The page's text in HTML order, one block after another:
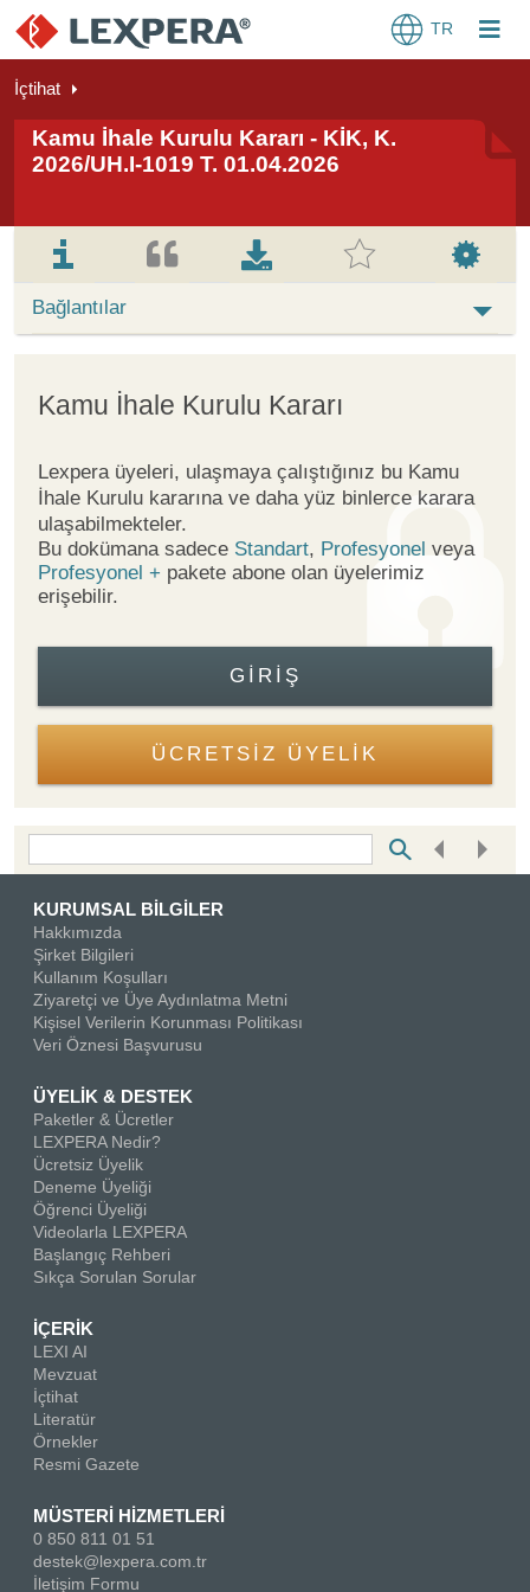
TR
İçtihat
Kamu İhale Kurulu Kararı - KİK, K.
2026/UH.I-1019 T. 01.04.2026
Bağlantılar
Kamu İhale Kurulu Kararı
Lexpera üyeleri, ulaşmaya çalıştığınız bu Kamu
İhale Kurulu kararına ve daha yüz binlerce karara
ulaşabilmekteler.
Bu dokümana sadece Standart, Profesyonel veya
Profesyonel + pakete abone olan üyelerimiz
erişebilir.
GIRIŞ
ÜCRETSİZ ÜYELİK
KURUMSAL BİLGİLER
Hakkımızda
Şirket Bilgileri
Kullanım Koşulları
Ziyaretçi ve Üye Aydınlatma Metni
Kişisel Verilerin Korunması Politikası
Veri Öznesi Başvurusu
ÜYELİK & DESTEK
Paketler & Ücretler
LEXPERA Nedir?
Ücretsiz Üyelik
Deneme Üyeliği
Öğrenci Üyeliği
Videolarla LEXPERA
Başlangıç Rehberi
Sıkça Sorulan Sorular
İÇERİK
LEXI AI
Mevzuat
İçtihat
Literatür
Örnekler
Resmi Gazete
MÜSTERİ HİZMETLERİ
0 850 811 01 51
destek@lexpera.com.tr
İletişim Formu